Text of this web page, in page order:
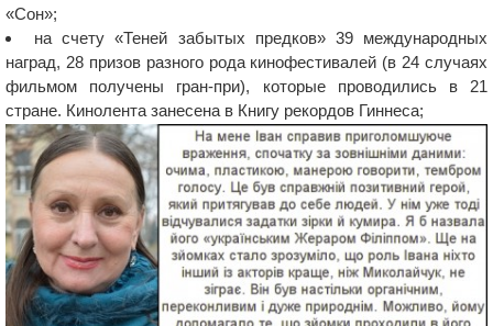
«Сон»;
на счету «Теней забытых предков» 39 международных
наград, 28 призов разного рода кинофестивалей (в 24 случаях
фильмом получены гран-при), которые проводились в 21
стране. Кинолента занесена в Книгу рекордов Гиннеса;